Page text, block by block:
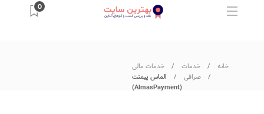
0
خانه خدمات
خدمات مالی
صرافی
الماس پیمنت
(AlmasPayment)